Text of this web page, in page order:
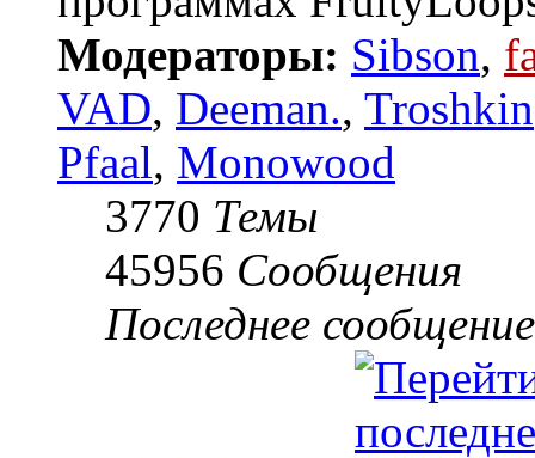
Модераторы: Sibson,
VAD, Deeman., Troshkin
Pfaal, Monowood
3770 Темы
45956 Сообщения
Последнее сообщение